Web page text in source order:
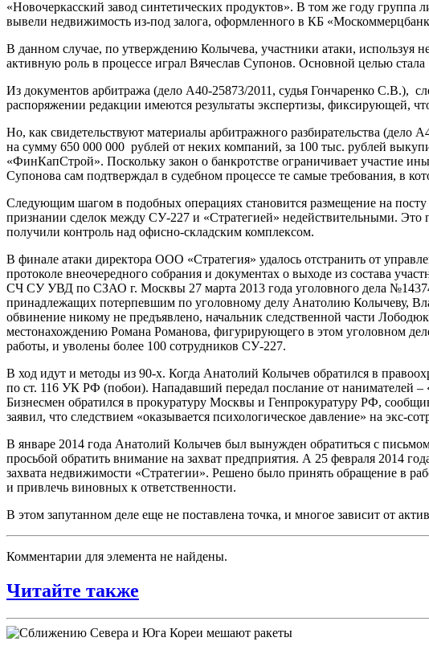
«Новочеркасский завод синтетических продуктов». В том же году
вывели недвижимость из-под залога, оформленного в КБ
В данном случае, по утверждению Колычева, участники атаки, используя
активную роль в процессе играл Вячеслав Супонов. Основной целью
Из документов арбитража (дело А40-25873/2011, судья Гончаренко С.В.),
распоряжении редакции имеются результаты экспертизы, фиксирующей,
Но, как свидетельствуют материалы арбитражного разбирательства (дело
на сумму 650 000 000 рублей от неких компаний, за 100 тыс. рублей
«ФинКапСтрой». Поскольку закон о банкротстве ограничивает участие
Супонова сам подтверждал в судебном процессе те самые требования, в
Следующим шагом в подобных операциях становится размещение на
признании сделок между СУ-227 и «Стратегией» недействительными.
получили контроль над офисно-складским комплексом.
В финале атаки директора ООО «Стратегия» удалось отстранить от
протоколе внеочередного собрания и документах о выходе из состава
СЧ СУ УВД по СЗАО г. Москвы 27 марта 2013 года уголовного дела
принадлежащих потерпевшим по уголовному делу Анатолию Колычеву,
обвинение никому не предъявлено, начальник следственной части
местонахождению Романа Романова, фигурирующего в этом уголовном
работы, и уволены более 100 сотрудников СУ-227.
В ход идут и методы из 90-х. Когда Анатолий Колычев обратился в
по ст. 116 УК РФ (побои). Нападавший передал послание от нанимателей –
Бизнесмен обратился в прокуратуру Москвы и Генпрокуратуру РФ,
заявил, что следствием «оказывается психологическое давление» на экс-
В январе 2014 года Анатолий Колычев был вынужден обратиться с
просьбой обратить внимание на захват предприятия. А 25 февраля 2014
захвата недвижимости «Стратегии». Решено было принять обращение в
и привлечь виновных к ответственности.
В этом запутанном деле еще не поставлена точка, и многое зависит от
Комментарии для элемента не найдены.
Читайте также